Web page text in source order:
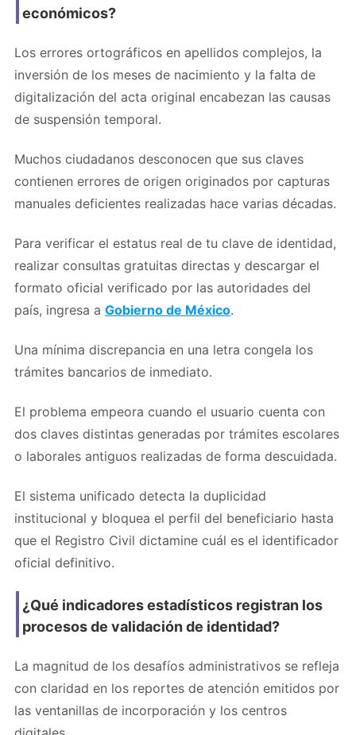
económicos?
Los errores ortográficos en apellidos complejos, la
inversión de los meses de nacimiento y la falta de
digitalización del acta original encabezan las causas
de suspensión temporal.
Muchos ciudadanos desconocen que sus claves
contienen errores de origen originados por capturas
manuales deficientes realizadas hace varias décadas.
Para verificar el estatus real de tu clave de identidad,
realizar consultas gratuitas directas y descargar el
formato oficial verificado por las autoridades del
país, ingresa a Gobierno de México.
Una mínima discrepancia en una letra congela los
trámites bancarios de inmediato.
El problema empeora cuando el usuario cuenta con
dos claves distintas generadas por trámites escolares
o laborales antiguos realizadas de forma descuidada.
El sistema unificado detecta la duplicidad
institucional y bloquea el perfil del beneficiario hasta
que el Registro Civil dictamine cuál es el identificador
oficial definitivo.
¿Qué indicadores estadísticos registran los
procesos de validación de identidad?
La magnitud de los desafíos administrativos se refleja
con claridad en los reportes de atención emitidos por
las ventanillas de incorporación y los centros